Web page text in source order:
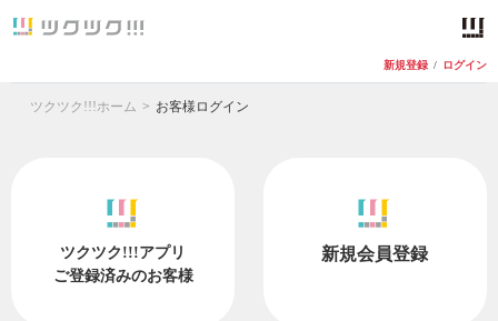
新規登録 / ログイン
ツクツク!!!ホーム お客様ログイン
ツクツク!!!アプリ
ご登録済みのお客様
新規会員登録